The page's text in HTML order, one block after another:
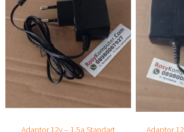
Adaptor 12v – 1.5a Standart Adaptor